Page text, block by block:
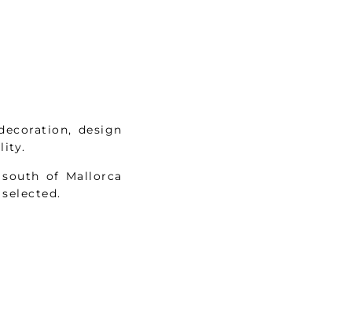
design
of Mallorca